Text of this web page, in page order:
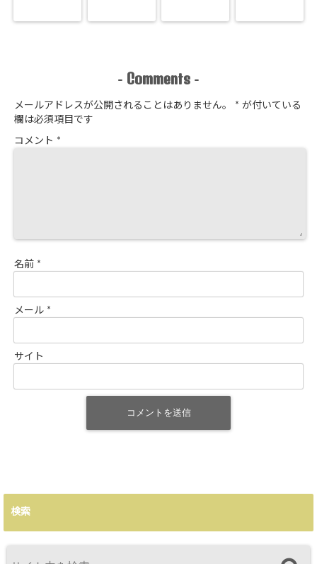
- Comments -
メールアドレスが公開されることはありません。 * が付いている
欄は必須項目です
コメント *
名前 *
メール *
サイト
検索